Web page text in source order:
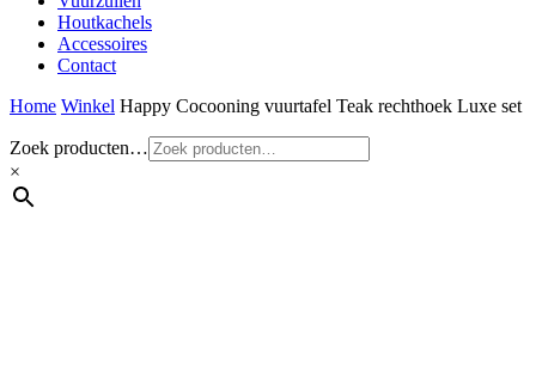
Houtkachels
Accessoires
Contact
Home Winkel Happy Cocooning vuurtafel Teak rechthoek Luxe set
Zoek producten…
×